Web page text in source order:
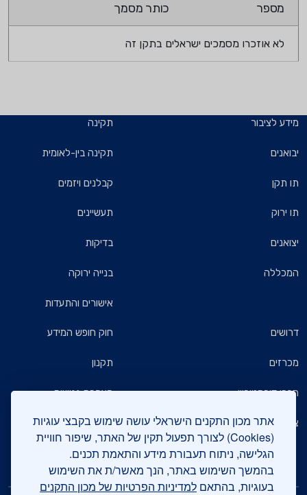
אתר מכון התקנים הישראלי עושה שימוש בקבצי עוגיות
(Cookies) לצורך תפעול תקין של האתר, שיפור חוויית
הגלישה, ניתוח תעבורת מידע והתאמת תכנים.
בהמשך השימוש באתר, הנך מאשר/ת את השימוש
בעוגיות, בהתאם למדיניות הפרטיות של מכון התקנים
מספר כותר מסמך
לא אוזכרו מסמכים ישראלים בתקן זה
מידע לציבור
יבואנים
תו תקן
תו ירוק
יצואנים
המכללה
תקינה
תקינה בין-לאומית
קבלנים ויזמים
תעשיינים
בדיקות
בנייה ירוקה
אישורים והתעדות
דרושים
מכרזים
חברי דירקטוריון
צרו קשר
חוק חופש המידע
תקנון
הצהרת נגישות
מדיניות הגנת הפרטיות
שאלות ותשובות כלליות